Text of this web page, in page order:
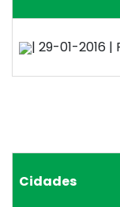
| 29-01-2016 |
Cidades